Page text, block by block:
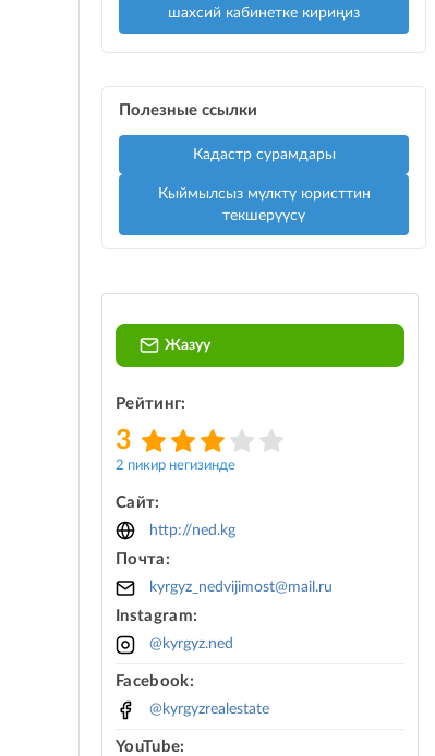
шахсий кабинетке кириңиз
Полезные ссылки
Кадастр сурамдары
Кыймылсыз мүлктү юристтин
текшерүүсү
Жазуу
Рейтинг:
3
2 пикир негизинде
Сайт:
http://ned.kg
Почта:
kyrgyz_nedvijimost@mail.ru
Instagram:
@kyrgyz.ned
Facebook:
@kyrgyzrealestate
YouTube: